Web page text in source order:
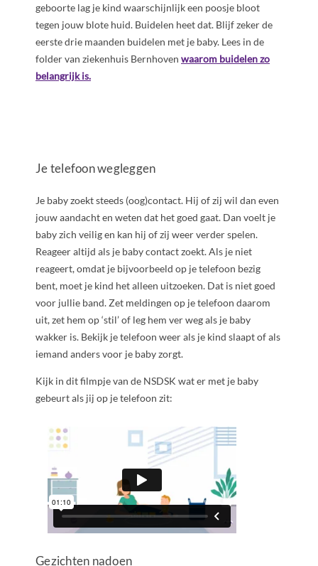
geboorte lag je kind waarschijnlijk een poosje bloot
tegen jouw blote huid. Buidelen heet dat. Blijf zeker de
eerste drie maanden buidelen met je baby. Lees in de
folder van ziekenhuis Bernhoven waarom buidelen zo
belangrijk is.
Je telefoon wegleggen
Je baby zoekt steeds (oog)contact. Hij of zij wil dan even
jouw aandacht en weten dat het goed gaat. Dan voelt je
baby zich veilig en kan hij of zij weer verder spelen.
Reageer altijd als je baby contact zoekt. Als je niet
reageert, omdat je bijvoorbeeld op je telefoon bezig
bent, moet je kind het alleen uitzoeken. Dat is niet goed
voor jullie band. Zet meldingen op je telefoon daarom
uit, zet hem op ‘stil’ of leg hem ver weg als je baby
wakker is. Bekijk je telefoon weer als je kind slaapt of als
iemand anders voor je baby zorgt.
Kijk in dit filmpje van de NSDSK wat er met je baby
gebeurt als jij op je telefoon zit:
Gezichten nadoen